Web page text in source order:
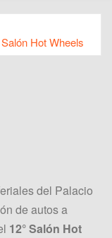
Hot Wheels
del Palacio
de autos a
12° Salón Hot